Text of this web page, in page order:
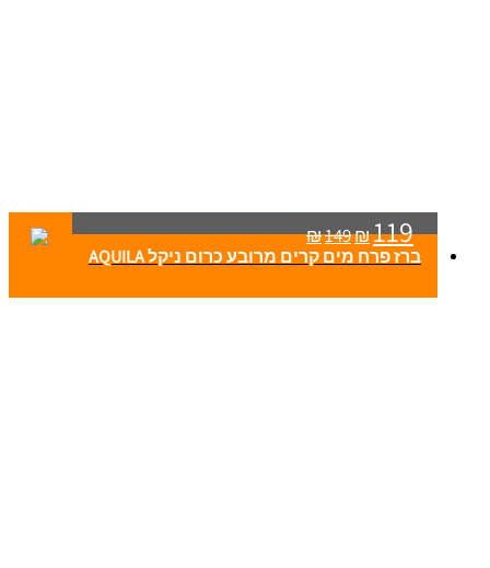
₪149₪119
ברז פרח מים קרים מרובע כרום ניקל AQUILA